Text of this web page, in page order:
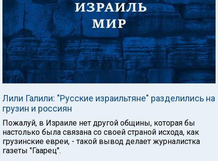
Лили Галили: "Русские израильтяне" разделились на
грузин и россиян
Пожалуй, в Израиле нет другой общины, которая бы
настолько была связана со своей страной исхода, как
грузинские евреи, - такой вывод делает журналистка
газеты "Гаарец".